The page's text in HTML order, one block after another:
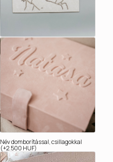
Név domborítással, csillagokkal
(+2.500 HUF)